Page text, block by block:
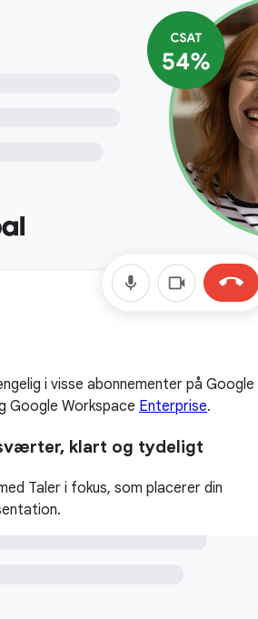
i visse abonnementer på Google
Google Workspace Enterprise.
klart og tydeligt
Taler i fokus, som placerer din